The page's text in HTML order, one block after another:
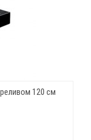
120 см